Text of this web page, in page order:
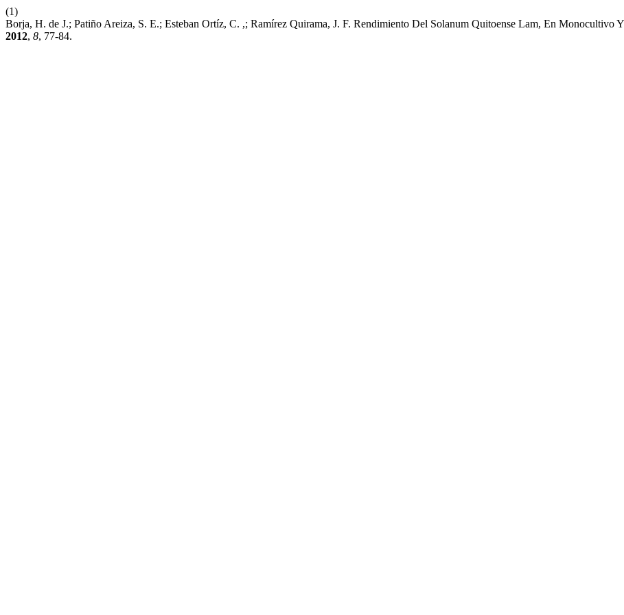
(1)
Borja, H. de J.; Patiño Areiza, S. E.; Esteban Ortíz, C. ,; Ramírez Quirama, J. F. Rendimiento Del Solanum Quitoense Lam, En
2012, 8, 77-84.